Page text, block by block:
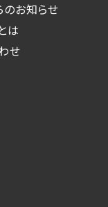
のお知らせ
は
せ